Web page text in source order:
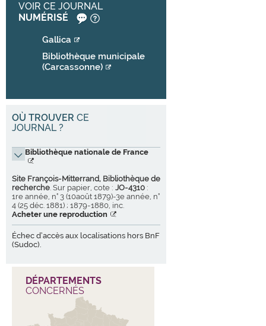
DÉPARTEMENTS
CONCERNÉS
VOIR CE JOURNAL
NUMÉRISÉ
Gallica
Bibliothèque municipale
(Carcassonne)
OÙ TROUVER CE
JOURNAL ?
Bibliothèque nationale de France
Site François-Mitterrand, Bibliothèque de
recherche. Sur papier, cote : JO-4310 :
1re année, n° 3 (10août 1879)-3e année, n°
4 (25 déc. 1881) ; 1879-1880, inc.
Acheter une reproduction
Échec d’accès aux localisations hors BnF
(Sudoc).